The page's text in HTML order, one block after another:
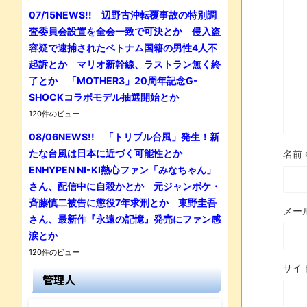
名前
メー
サイ
07/15NEWS!! 辺野古沖転覆事故の特別調
査委員会設置を全会一致で可決とか 侵入盗
容疑で逮捕されたベトナム国籍の男性4人不
起訴とか マリオ新幹線、ラストラン無く終
了とか 「MOTHER3」20周年記念G-
SHOCKコラボモデル抽選開始とか
120件のビュー
08/06NEWS!! 「トリプル台風」発生！新
たな台風は日本に近づく可能性とか
ENHYPEN NI-KI熱心ファン「みなちゃん」
さん、配信中に自殺かとか 元ジャンポケ・
斉藤慎二被告に懲役7年求刑とか 東野圭吾
さん、最新作『永遠の記憶』発売にファン感
涙とか
120件のビュー
管理人